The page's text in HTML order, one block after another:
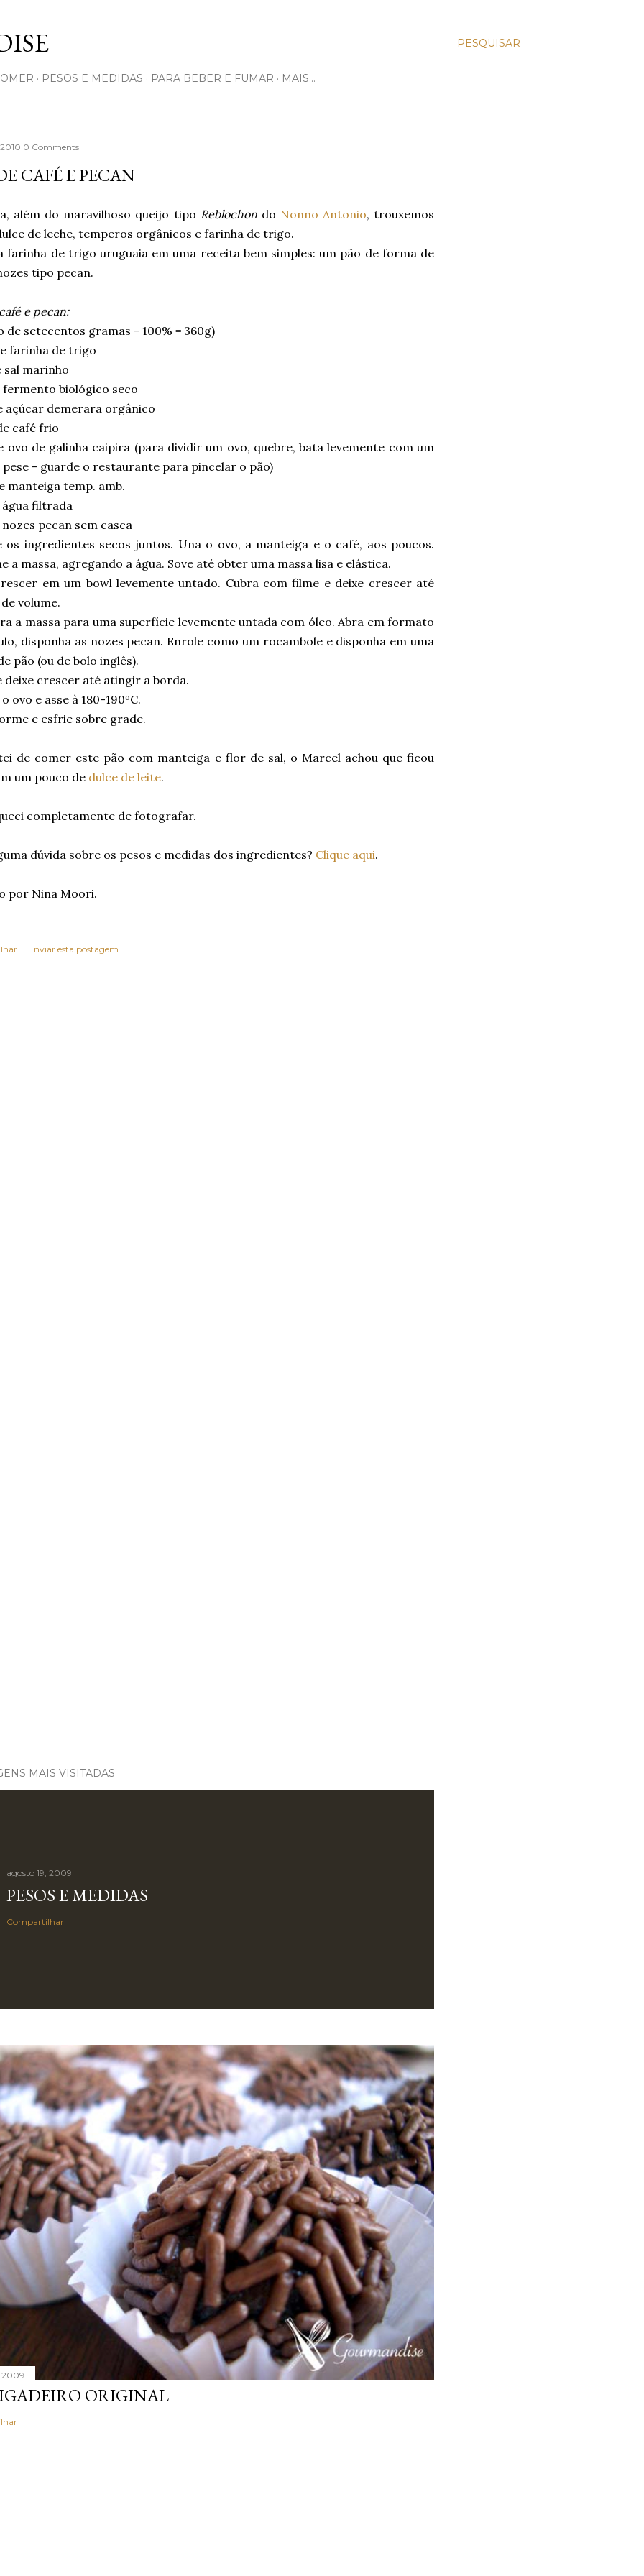
PESQUISAR
PESOS E MEDIDAS PARA BEBER E FUMAR MAIS…
0 Comments
CAFÉ E PECAN
além do maravilhoso queijo tipo Reblochondo Nonno Antonio, trouxemos
de leche, temperos orgânicos e farinha de trigo.
farinha de trigo uruguaia em uma receita bem simples: um pão de forma de
tipo pecan.
e pecan:
de setecentos gramas - 100% = 360g)
farinha de trigo
sal marinho
fermento biológico seco
açúcar demerara orgânico
café frio
ovo de galinha caipira (para dividir um ovo, quebre, bata levemente com um
- guarde o restaurante para pincelar o pão)
manteiga temp. amb.
água filtrada
nozes pecan sem casca
os ingredientes secos juntos. Una o ovo, a manteiga e o café, aos poucos.
a massa, agregando a água. Sove até obter uma massa lisa e elástica.
em um bowl levemente untado. Cubra com filme e deixe crescer até
volume.
a massa para uma superfície levemente untada com óleo. Abra em formato
disponha as nozes pecan. Enrole como um rocambole e disponha em uma
pão (ou de bolo inglês).
deixe crescer até atingir a borda.
ovo e asse à 180-190ºC.
e esfrie sobre grade.
de comer este pão com manteiga e flor de sal, o Marcel achou que ficou
um pouco de dulce de leite.
completamente de fotografar.
dúvida sobre os pesos e medidas dos ingredientes? Clique aqui.
por Nina Moori.
Enviar esta postagem
MAIS VISITADAS
agosto 19, 2009
PESOS E MEDIDAS
Compartilhar
2009
ORIGINAL